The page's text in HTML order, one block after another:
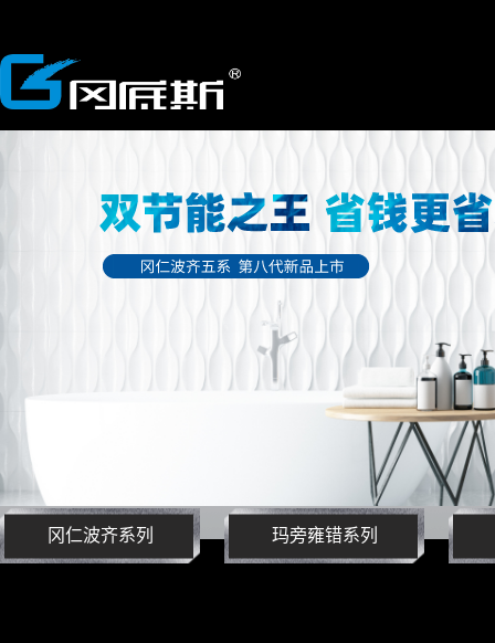
冈仁波齐系列 玛旁雍错系列